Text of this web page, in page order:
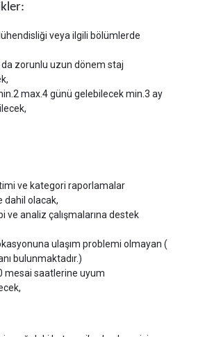
veya ilgili bölümlerde
da zorunlu uzun dönem staj
max.4 günü gelebilecek min.3 ay
ve kategori raporlamalar
dahil olacak,
ve analiz çalışmalarına destek
ulaşım problemi olmayan (
bulunmaktadır.)
mesai saatlerine uyum